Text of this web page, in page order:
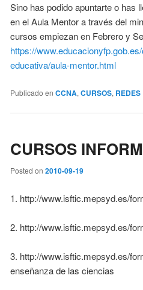
Sino has podido apuntarte o has
en el Aula Mentor a través del
cursos empiezan en Febrero y
https://
educativa/aula-mentor.html
Publicado en CCNA, CURSOS, REDES
CURSOS
Posted on 2010-09-19
1. http://www.isftic.mepsyd.es/
2. http://www.isftic.mepsyd.es/
3. http://www.isftic.mepsyd.es/
enseñanza de las ciencias